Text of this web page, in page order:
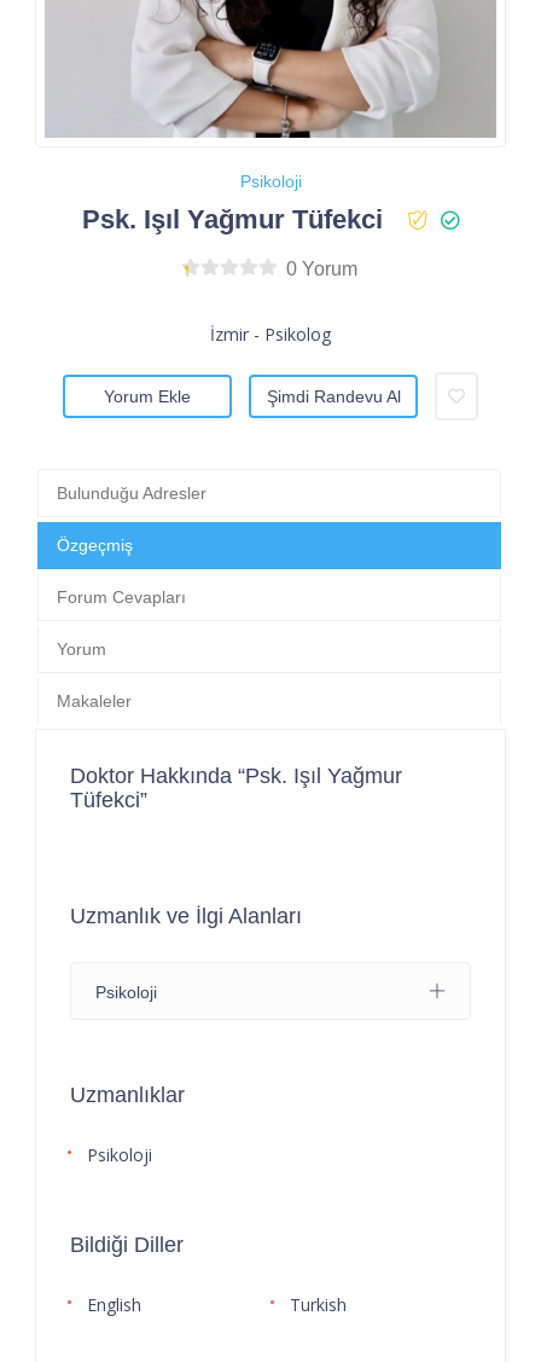
Psikoloji
Psk. Işıl Yağmur Tüfekci
0 Yorum
İzmir - Psikolog
Yorum Ekle Şimdi Randevu Al
Bulunduğu Adresler
Özgeçmiş
Forum Cevapları
Yorum
Makaleler
Doktor Hakkında “Psk. Işıl Yağmur
Tüfekci”
Uzmanlık ve İlgi Alanları
Psikoloji
Uzmanlıklar
Psikoloji
Bildiği Diller
English Turkish